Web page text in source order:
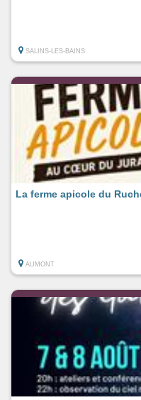
SALINS-LES-BAINS
La ferme apicole du
AUMONT